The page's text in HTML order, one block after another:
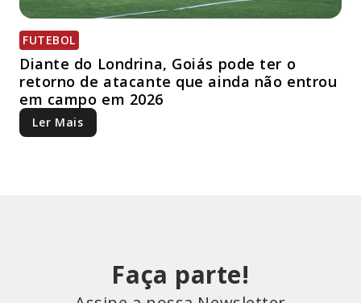
FUTEBOL
Diante do Londrina, Goiás pode ter o
retorno de atacante que ainda não entrou
em campo em 2026
Ler Mais
Faça parte!